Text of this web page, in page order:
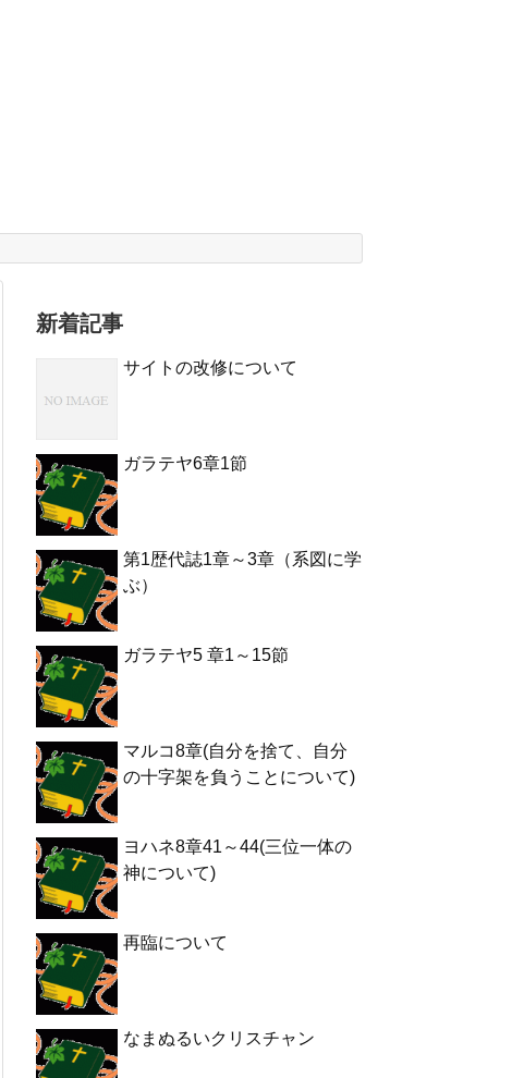
新着記事
サイトの改修について
ガラテヤ6章1節
第1歴代誌1章～3章（系図に学
ぶ）
ガラテヤ5 章1～15節
マルコ8章(自分を捨て、自分
の十字架を負うことについて)
ヨハネ8章41～44(三位一体の
神について)
再臨について
なまぬるいクリスチャン